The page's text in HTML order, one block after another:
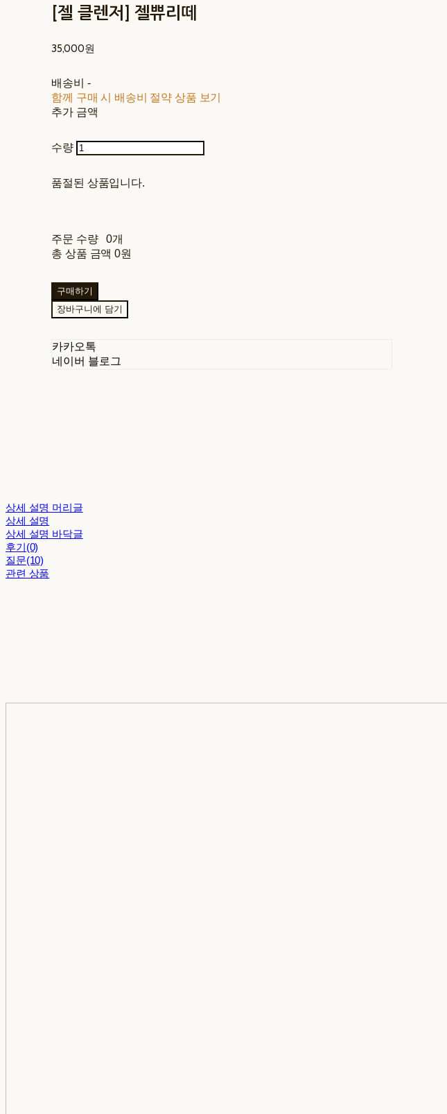
[젤 클렌저] 젤쀼리떼
35,000원
배송비 -
함께 구매 시 배송비 절약 상품 보기
추가 금액
수량
품절된 상품입니다.
주문 수량
0개
총 상품 금액 0원
구매하기
장바구니에 담기
카카오톡
네이버 블로그
상세 설명 머리글
상세 설명
상세 설명 바닥글
후기(0)
질문(10)
관련 상품